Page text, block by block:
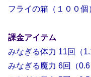
フライの箱（１００個
課金アイテム
みなぎる体力 11回（
みなぎる魔力 6回（0.6